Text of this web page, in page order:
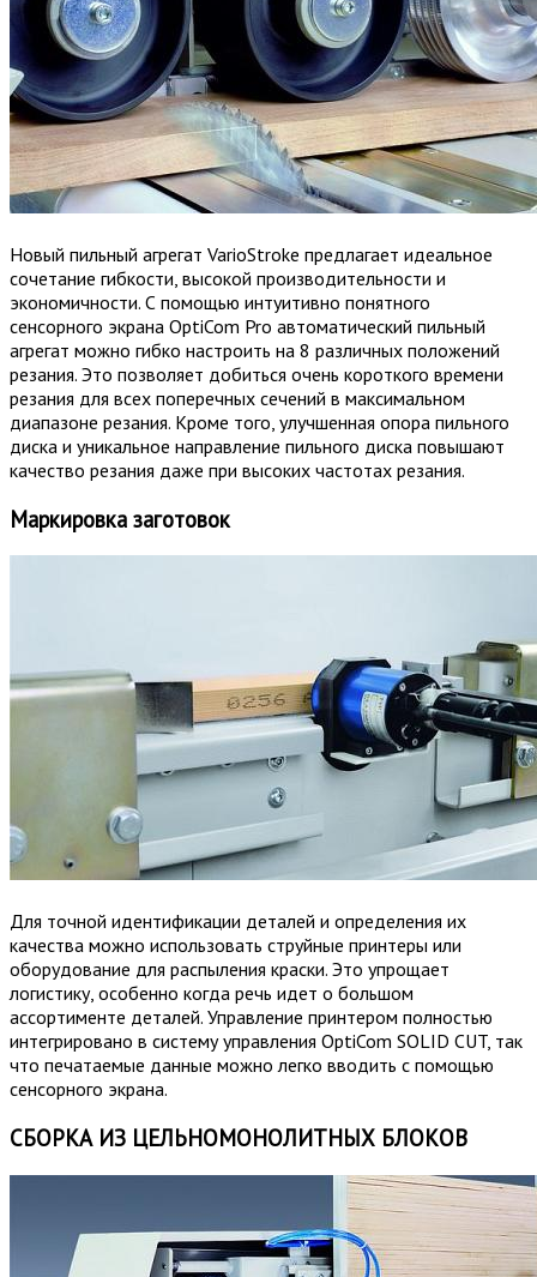
Новый пильный агрегат VarioStroke предлагает идеальное
сочетание гибкости, высокой производительности и
экономичности. С помощью интуитивно понятного
сенсорного экрана OptiCom Pro автоматический пильный
агрегат можно гибко настроить на 8 различных положений
резания. Это позволяет добиться очень короткого времени
резания для всех поперечных сечений в максимальном
диапазоне резания. Кроме того, улучшенная опора пильного
диска и уникальное направление пильного диска повышают
качество резания даже при высоких частотах резания.
Маркировка заготовок
Для точной идентификации деталей и определения их
качества можно использовать струйные принтеры или
оборудование для распыления краски. Это упрощает
логистику, особенно когда речь идет о большом
ассортименте деталей. Управление принтером полностью
интегрировано в систему управления OptiCom SOLID CUT, так
что печатаемые данные можно легко вводить с помощью
сенсорного экрана.
СБОРКА ИЗ ЦЕЛЬНОМОНОЛИТНЫХ БЛОКОВ